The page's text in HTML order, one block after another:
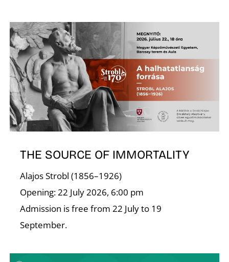
THE SOURCE OF IMMORTALITY
Alajos Strobl (1856–1926)
Opening: 22 July 2026, 6:00 pm
Admission is free from 22 July to 19
September.